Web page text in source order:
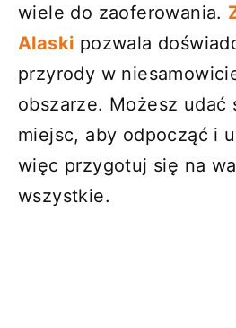
wiele do zaoferowania.
Alaski pozwala
przyrody w
obszarze. Możesz udać
miejsc, aby odpocząć i
więc przygotuj się na
wszystkie.